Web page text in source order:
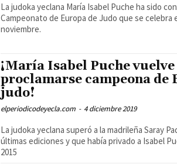
La judoka yeclana María Isabel Puche ha sido
Campeonato de Europa de Judo que se celebra
noviembre.
¡María Isabel Puche vuelve
proclamarse campeona de
judo!
elperiodicodeyecla.com - 4 diciembre 2019
La judoka yeclana superó a la madrileña Saray
últimas ediciones y que había privado a Isabel
2015